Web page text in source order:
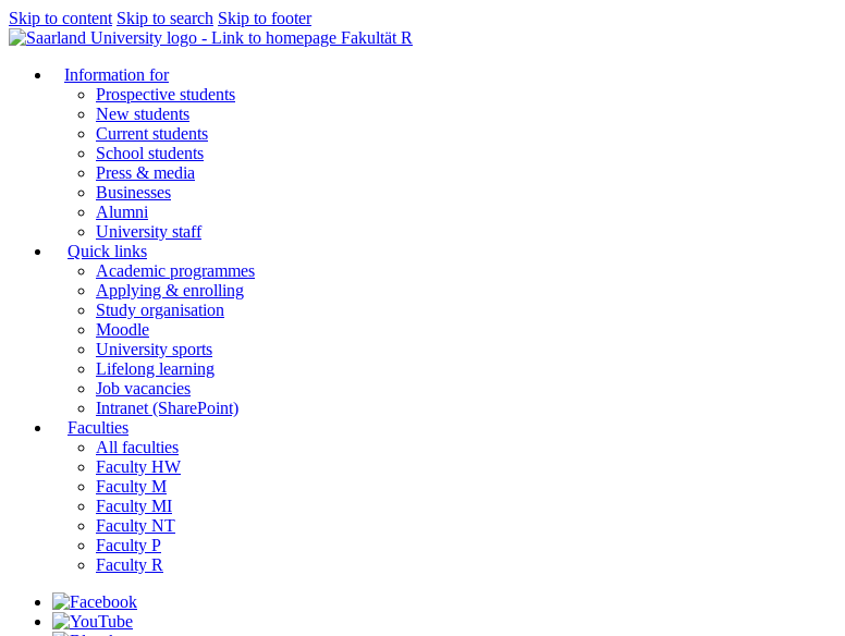
Skip to content Skip to search Skip to footer
Fakultät R
Information for
Prospective students
New students
Current students
School students
Press & media
Businesses
Alumni
University staff
Quick links
Academic programmes
Applying & enrolling
Study organisation
Moodle
University sports
Lifelong learning
Job vacancies
Intranet (SharePoint)
Faculties
All faculties
Faculty HW
Faculty M
Faculty MI
Faculty NT
Faculty P
Faculty R